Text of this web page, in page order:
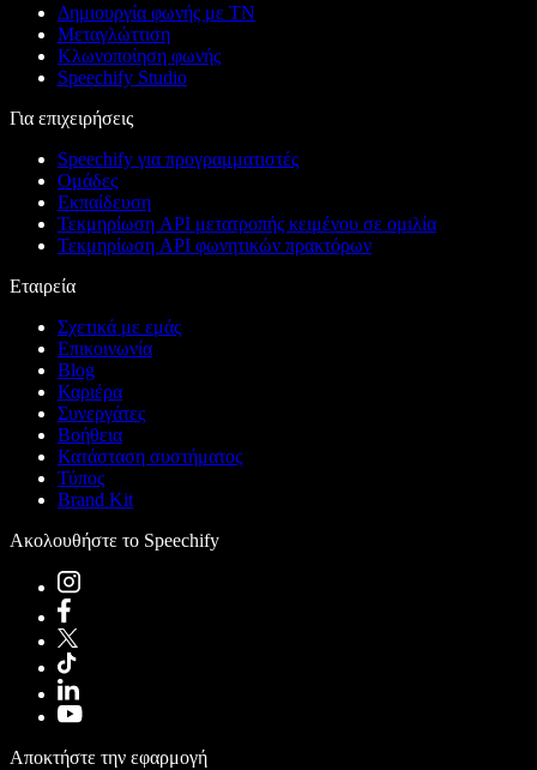
Δημιουργία φωνής με ΤΝ
Μεταγλώττιση
Κλωνοποίηση φωνής
Speechify Studio
Για επιχειρήσεις
Speechify για προγραμματιστές
Ομάδες
Εκπαίδευση
Τεκμηρίωση API μετατροπής κειμένου σε ομιλία
Τεκμηρίωση API φωνητικών πρακτόρων
Εταιρεία
Σχετικά με εμάς
Επικοινωνία
Blog
Καριέρα
Συνεργάτες
Βοήθεια
Κατάσταση συστήματος
Τύπος
Brand Kit
Ακολουθήστε το Speechify
Αποκτήστε την εφαρμογή